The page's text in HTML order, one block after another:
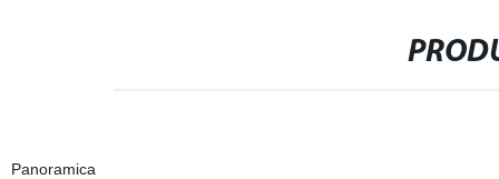
Panoramica